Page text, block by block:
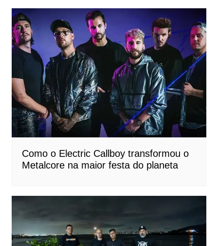
Post
Como o Electric Callboy transformou o
Metalcore na maior festa do planeta